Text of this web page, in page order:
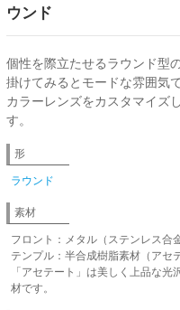
ウンド
個性を際立たせるラウンド型
掛けてみるとモードな雰囲気
カラーレンズをカスタマイズ
す。
形
ラウンド
素材
フロント：メタル（ステンレス合金
テンプル：半合成樹脂素材（アセ
「アセテート」は美しく上品な
材です。